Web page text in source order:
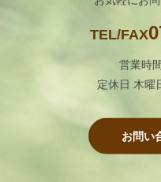
TEL/FAX
営業時
定休日 木曜
お問い